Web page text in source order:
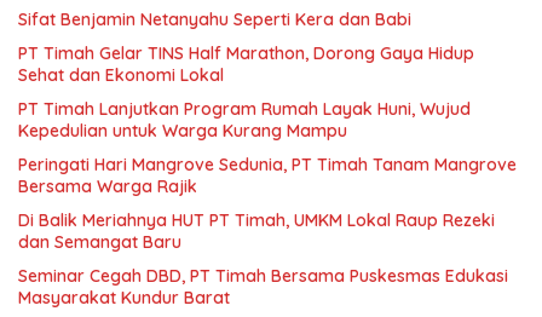
Sifat Benjamin Netanyahu Seperti Kera dan Babi
PT Timah Gelar TINS Half Marathon, Dorong Gaya Hidup
Sehat dan Ekonomi Lokal
PT Timah Lanjutkan Program Rumah Layak Huni, Wujud
Kepedulian untuk Warga Kurang Mampu
Peringati Hari Mangrove Sedunia, PT Timah Tanam Mangrove
Bersama Warga Rajik
Di Balik Meriahnya HUT PT Timah, UMKM Lokal Raup Rezeki
dan Semangat Baru
Seminar Cegah DBD, PT Timah Bersama Puskesmas Edukasi
Masyarakat Kundur Barat